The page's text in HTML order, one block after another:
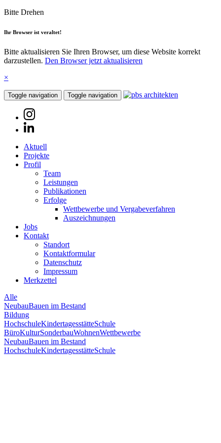
Bitte Drehen
Ihr Browser ist veraltet!
Bitte aktualisieren Sie Ihren Browser, um diese Website korrekt
darzustellen. Den Browser jetzt aktualisieren
×
Toggle navigation Toggle navigation
Aktuell
Projekte
Profil
Team
Leistungen
Publikationen
Erfolge
Wettbewerbe und Vergabeverfahren
Auszeichnungen
Jobs
Kontakt
Standort
Kontaktformular
Datenschutz
Impressum
Merkzettel
Alle
NeubauBauen im Bestand
Bildung
HochschuleKindertagesstätteSchule
BüroKulturSonderbauWohnenWettbewerbe
NeubauBauen im Bestand
HochschuleKindertagesstätteSchule